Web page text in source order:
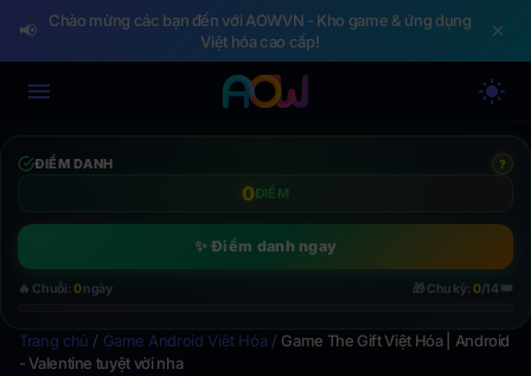
📢
Chào mừng các bạn đến với AOWVN - Kho game & ứng dụng
Việt hóa cao cấp!
ĐIỂM DANH ?
0ĐIỂM
✨ Điểm danh ngay
🔥 Chuỗi: 0ngày 🎁 Chu kỳ:0/14 👑
Trang chủ / Game Android Việt Hóa / Game The Gift Việt Hóa | Android
- Valentine tuyệt vời nha